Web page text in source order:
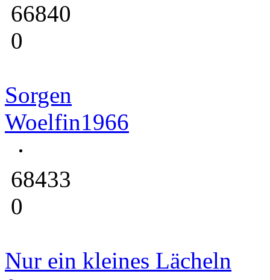
66840
0
Sorgen
Woelfin1966
68433
0
Nur ein kleines Lächeln